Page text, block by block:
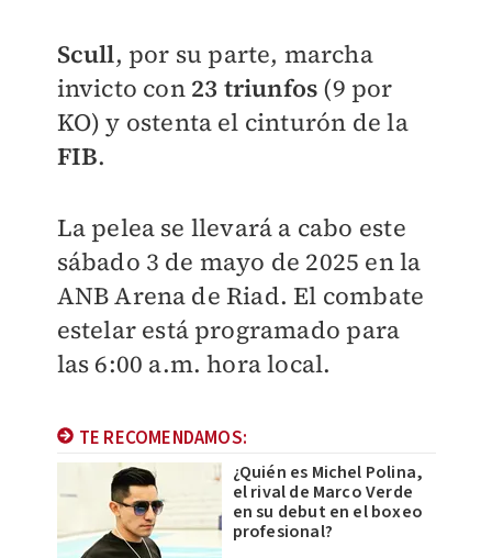
Scull, por su parte, marcha
invicto con 23 triunfos (9 por
KO) y ostenta el cinturón de la
FIB.
La pelea se llevará a cabo este
sábado 3 de mayo de 2025 en la
ANB Arena de Riad. El combate
estelar está programado para
las 6:00 a.m. hora local.
TE RECOMENDAMOS:
¿Quién es Michel Polina,
el rival de Marco Verde
en su debut en el boxeo
profesional?